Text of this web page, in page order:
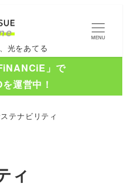
光をあてる
MENU
」で
運営中！
テナビリティ
ィ